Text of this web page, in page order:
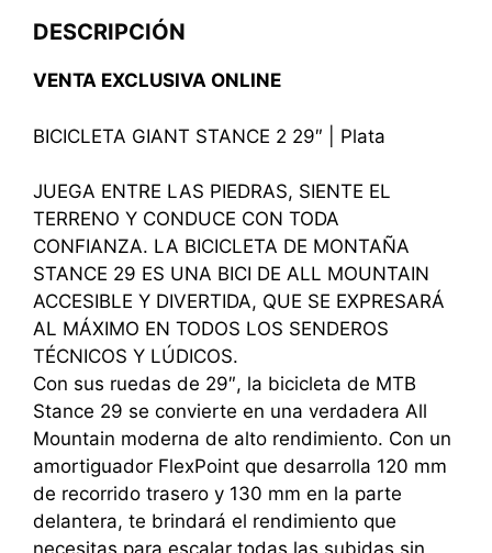
DESCRIPCIÓN
VENTA EXCLUSIVA ONLINE
BICICLETA GIANT STANCE 2 29″ | Plata
JUEGA ENTRE LAS PIEDRAS, SIENTE EL
TERRENO Y CONDUCE CON TODA
CONFIANZA. LA BICICLETA DE MONTAÑA
STANCE 29 ES UNA BICI DE ALL MOUNTAIN
ACCESIBLE Y DIVERTIDA, QUE SE EXPRESARÁ
AL MÁXIMO EN TODOS LOS SENDEROS
TÉCNICOS Y LÚDICOS.
Con sus ruedas de 29″, la bicicleta de MTB
Stance 29 se convierte en una verdadera All
Mountain moderna de alto rendimiento. Con un
amortiguador FlexPoint que desarrolla 120 mm
de recorrido trasero y 130 mm en la parte
delantera, te brindará el rendimiento que